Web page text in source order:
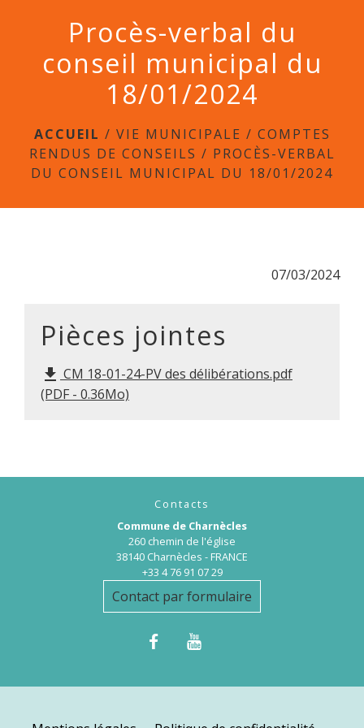
Procès-verbal du
conseil municipal du
18/01/2024
ACCUEIL / VIE MUNICIPALE / COMPTES
RENDUS DE CONSEILS / PROCÈS-VERBAL
DU CONSEIL MUNICIPAL DU 18/01/2024
07/03/2024
Pièces jointes
file_download CM 18-01-24-PV des délibérations.pdf
(PDF - 0.36Mo)
Contacts
Commune de Charnècles
260 chemin de l'église
38140 Charnècles - FRANCE
+33 4 76 91 07 29
Contact par formulaire